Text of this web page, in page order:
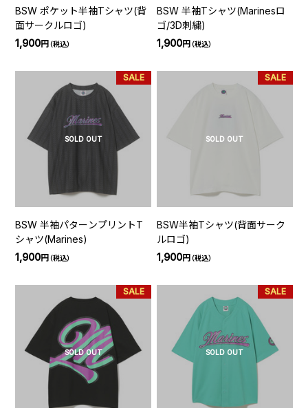
BSW ポケット半袖Tシャツ(背
面サークルロゴ)
1,900円（税込）
BSW 半袖Tシャツ(Marinesロ
ゴ/3D刺繍)
1,900円（税込）
SOLD OUT
SALE
BSW 半袖パターンプリントT
シャツ(Marines)
1,900円（税込）
SOLD OUT
SALE
BSW半袖Tシャツ(背面サーク
ルロゴ)
1,900円（税込）
SOLD OUT
SALE
SOLD OUT
SALE